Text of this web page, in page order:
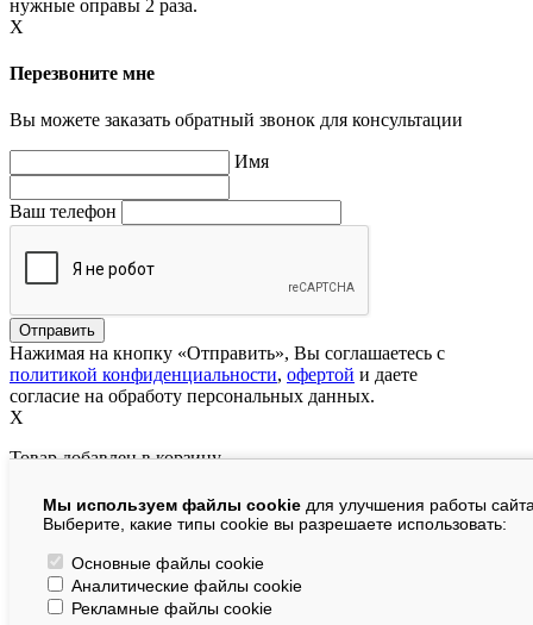
Мы используем файлы cookie для улучшения работы
Выберите, какие типы cookie вы разрешаете использовать:
Основные файлы cookie
Аналитические файлы cookie
Рекламные файлы cookie
нужные оправы 2 раза.
X
Перезвоните мне
Вы можете заказать обратный звонок для консультации
Имя
Ваш телефон
Нажимая на кнопку «Отправить», Вы соглашаетесь с
политикой конфиденциальности, офертой и даете
согласие на обработу персональных данных.
X
Товар добавлен в корзину
В корзине:шт.
На сумму:руб.